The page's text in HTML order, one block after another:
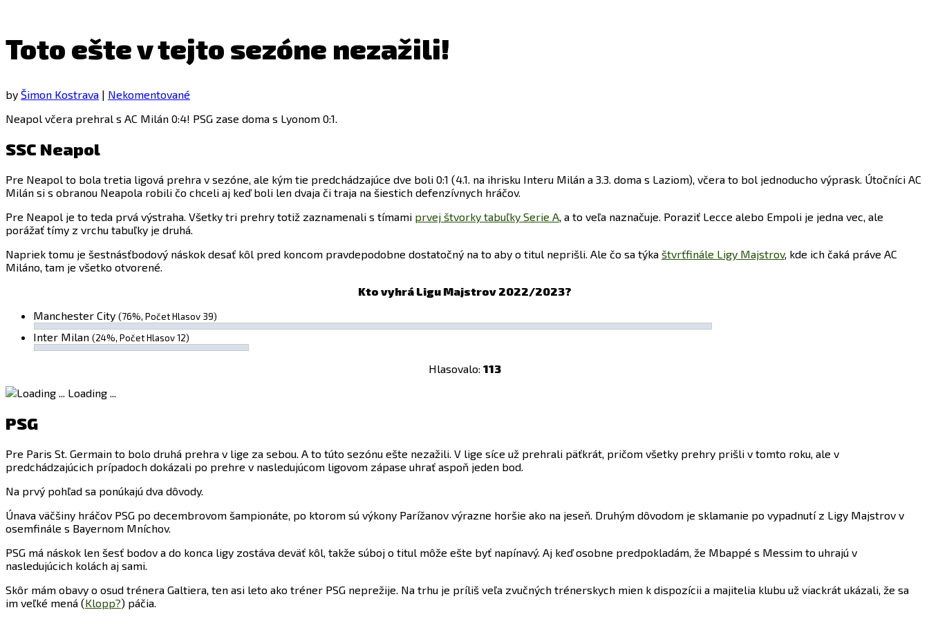
Toto ešte v tejto sezóne nezažili!
by Šimon Kostrava | Nekomentované
Neapol včera prehral s AC Milán 0:4! PSG zase doma s Lyonom 0:1.
SSC Neapol
Pre Neapol to bola tretia ligová prehra v sezóne, ale kým tie predchádzajúce dve boli 0:1 (4.1. na ihrisku Interu Milán a 3.3. doma s Laziom), včera to bol jednoducho výprask. Útočníci AC
Milán si s obranou Neapola robili čo chceli aj keď boli len dvaja či traja na šiestich defenzívnych hráčov.
Pre Neapol je to teda prvá výstraha. Všetky tri prehry totiž zaznamenali s tímami prvej štvorky tabuľky Serie A, a to veľa naznačuje. Poraziť Lecce alebo Empoli je jedna vec, ale
porážať tímy z vrchu tabuľky je druhá.
Napriek tomu je šestnásťbodový náskok desať kôl pred koncom pravdepodobne dostatočný na to aby o titul neprišli. Ale čo sa týka štvrťfinále Ligy Majstrov, kde ich čaká práve AC
Miláno, tam je všetko otvorené.
Kto vyhrá Ligu Majstrov 2022/2023?
Manchester City (76%, Počet Hlasov 39)
Inter Milan (24%, Počet Hlasov 12)
Hlasovalo: 113
Loading ...
PSG
Pre Paris St. Germain to bolo druhá prehra v lige za sebou. A to túto sezónu ešte nezažili. V lige síce už prehrali päťkrát, pričom všetky prehry prišli v tomto roku, ale v
predchádzajúcich prípadoch dokázali po prehre v nasledujúcom ligovom zápase uhrať aspoň jeden bod.
Na prvý pohľad sa ponúkajú dva dôvody.
Únava väčšiny hráčov PSG po decembrovom šampionáte, po ktorom sú výkony Parížanov výrazne horšie ako na jeseň. Druhým dôvodom je sklamanie po vypadnutí z Ligy Majstrov v
osemfinále s Bayernom Mníchov.
PSG má náskok len šesť bodov a do konca ligy zostáva deväť kôl, takže súboj o titul môže ešte byť napínavý. Aj keď osobne predpokladám, že Mbappé s Messim to uhrajú v
nasledujúcich kolách aj sami.
Skôr mám obavy o osud trénera Galtiera, ten asi leto ako tréner PSG neprežije. Na trhu je príliš veľa zvučných trénerskych mien k dispozícii a majitelia klubu už viackrát ukázali, že sa
im veľké mená (Klopp?) páčia.